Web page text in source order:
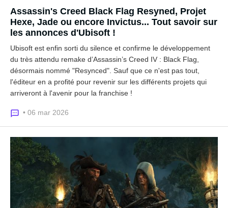
Assassin's Creed Black Flag Resyned, Projet
Hexe, Jade ou encore Invictus... Tout savoir sur
les annonces d'Ubisoft !
Ubisoft est enfin sorti du silence et confirme le développement
du très attendu remake d’Assassin’s Creed IV : Black Flag,
désormais nommé "Resynced". Sauf que ce n'est pas tout,
l'éditeur en a profité pour revenir sur les différents projets qui
arriveront à l'avenir pour la franchise !
• 06 mar 2026